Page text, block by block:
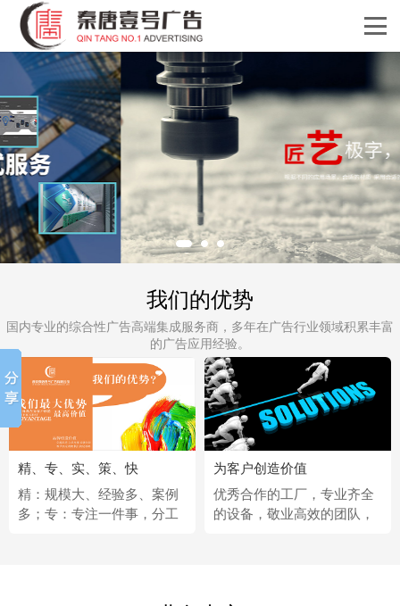
我们的优势
国内专业的综合性广告高端集成服务商，多年在广告行业领域积累丰富
的广告应用经验。
精、专、实、策、快
精：规模大、经验多、案例
多；专：专注一件事，分工
为客户创造价值
优秀合作的工厂，专业齐全
的设备，敬业高效的团队，